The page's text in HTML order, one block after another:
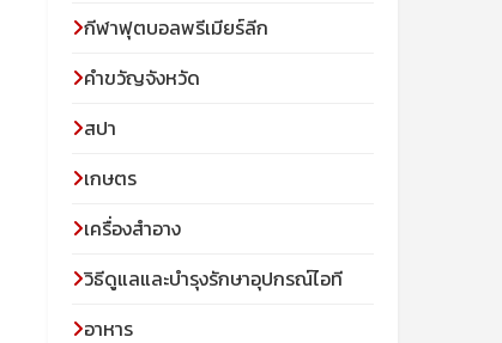
กีฬาฟุตบอลพรีเมียร์ลีก
คำขวัญจังหวัด
สปา
เกษตร
เครื่องสำอาง
วิธีดูแลและบำรุงรักษาอุปกรณ์ไอที
อาหาร